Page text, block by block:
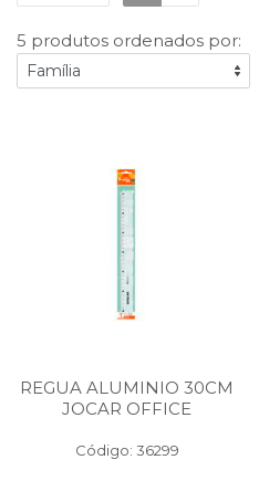
5 produtos ordenados por:
REGUA ALUMINIO 30CM
JOCAR OFFICE
Código: 36299